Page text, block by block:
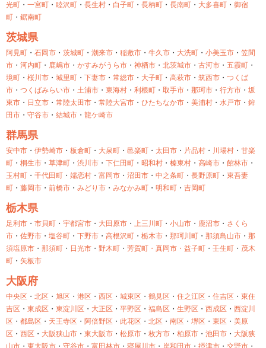
光町 ・ 一宮町 ・ 睦沢町 ・ 長生村 ・ 白子町 ・ 長柄町 ・ 長南町 ・ 大多喜町 ・ 御宿
町 ・ 鋸南町
茨城県
阿見町 ・ 石岡市 ・ 茨城町 ・ 潮来市 ・ 稲敷市 ・ 牛久市 ・ 大洗町 ・ 小美玉市 ・ 笠間
市 ・ 河内町 ・ 鹿嶋市 ・ かすみがうら市 ・ 神栖市 ・ 北茨城市 ・ 古河市 ・ 五霞町 ・
境町 ・ 桜川市 ・ 城里町 ・ 下妻市 ・ 常総市 ・ 大子町 ・ 高萩市 ・ 筑西市 ・ つくば
市 ・ つくばみらい市 ・ 土浦市 ・ 東海村 ・ 利根町 ・ 取手市 ・ 那珂市 ・ 行方市 ・ 坂
東市 ・ 日立市 ・ 常陸太田市 ・ 常陸大宮市 ・ ひたちなか市 ・ 美浦村 ・ 水戸市 ・ 鉾
田市 ・ 守谷市 ・ 結城市 ・ 龍ケ崎市
群馬県
安中市 ・ 伊勢崎市 ・ 板倉町 ・ 大泉町 ・ 邑楽町 ・ 太田市 ・ 片品村 ・ 川場村 ・ 甘楽
町 ・ 桐生市 ・ 草津町 ・ 渋川市 ・ 下仁田町 ・ 昭和村 ・ 榛東村 ・ 高崎市 ・ 館林市 ・
玉村町 ・ 千代田町 ・ 嬬恋村 ・ 富岡市 ・ 沼田市 ・ 中之条町 ・ 長野原町 ・ 東吾妻
町 ・ 藤岡市 ・ 前橋市 ・ みどり市 ・ みなかみ町 ・ 明和町 ・ 吉岡町
栃木県
足利市 ・ 市貝町 ・ 宇都宮市 ・ 大田原市 ・ 上三川町 ・ 小山市 ・ 鹿沼市 ・ さくら
市 ・ 佐野市 ・ 塩谷町 ・ 下野市 ・ 高根沢町 ・ 栃木市 ・ 那珂川町 ・ 那須鳥山市 ・ 那
須塩原市 ・ 那須町 ・ 日光市 ・ 野木町 ・ 芳賀町・ 真岡市・ 益子町 ・ 壬生町 ・ 茂木
町 ・ 矢板市
大阪府
中央区 ・ 北区 ・ 旭区 ・ 港区 ・ 西区 ・ 城東区 ・ 鶴見区 ・ 住之江区 ・ 住吉区 ・ 東住
吉区 ・ 東成区 ・ 東淀川区 ・ 大正区 ・ 平野区 ・ 福島区 ・ 生野区 ・ 西成区 ・ 西淀川
区 ・ 都島区 ・ 天王寺区 ・ 阿倍野区 ・ 此花区 ・ 北区 ・ 南区 ・ 堺区 ・ 東区 ・ 美原
区 ・ 西区 ・ 大阪狭山市 ・ 東大阪市 ・ 松原市 ・ 枚方市 ・ 柏原市 ・ 池田市 ・ 大阪狭